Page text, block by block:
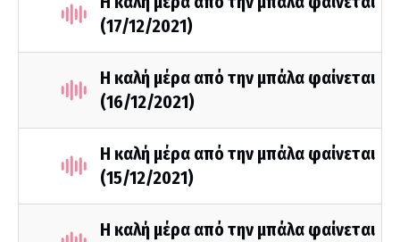
(17/12/2021)
Η καλή μέρα από την μπάλα φαίνεται
(16/12/2021)
Η καλή μέρα από την μπάλα φαίνεται
(15/12/2021)
Η καλή μέρα από την μπάλα φαίνεται